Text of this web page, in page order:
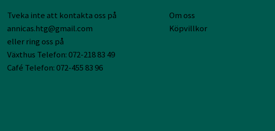
Tveka inte att kontakta oss på
annicas.htg@gmail.com
eller ring oss på
Växthus Telefon: 072-218 83 49
Café Telefon: 072-455 83 96
Om oss
Köpvillkor